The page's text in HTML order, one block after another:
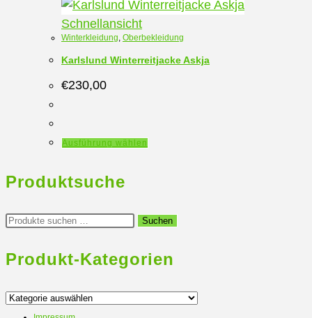
Schnellansicht
Winterkleidung, Oberbekleidung
Karlslund Winterreitjacke Askja
€230,00
Ausführung wählen
Varianten
Die
können
Produktsuche
Suchen
Suchen
Produkt-Kategorien